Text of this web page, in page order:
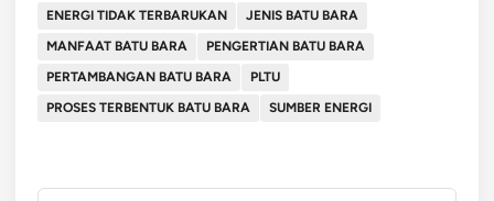
ENERGI TIDAK TERBARUKAN
JENIS BATU BARA
MANFAAT BATU BARA
PENGERTIAN BATU BARA
PERTAMBANGAN BATU BARA
PLTU
PROSES TERBENTUK BATU BARA
SUMBER ENERGI